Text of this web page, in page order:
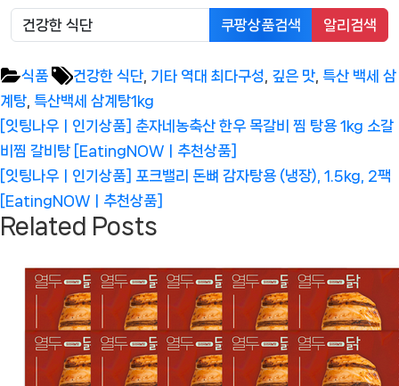
쿠팡상품검색 알리검색
식품 Tags:
건강한 식단 기타 역대 최다구성 깊은 맛 특산 백세 삼
계탕 특산백세 삼계탕1kg
글
탐
색
Previous
Post:
[잇팅나우ㅣ인기상품] 춘자네농축산 한우 목갈비 찜 탕용 1kg 소갈
비찜 갈비탕 [EatingNOWㅣ추천상품]
Next
Post:
[잇팅나우ㅣ인기상품] 포크밸리 돈뼈 감자탕용 (냉장), 1.5kg, 2팩
[EatingNOWㅣ추천상품]
Related Posts